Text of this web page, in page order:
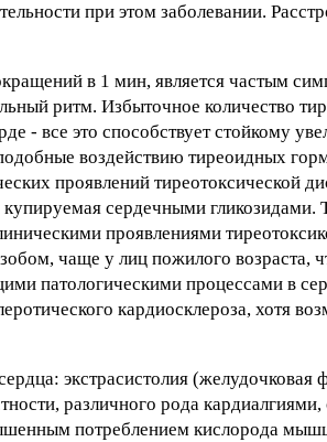
при этом заболевании.
в 1 мин, является частым
ритм. Избыточное количество
- все это способствует стойкому
воздействию тиреоидных
проявлений тиреотоксической
сердечными гликозидами.
проявлениями
чаще у лиц пожилого возраста,
патологическими процессами в
кардиосклероза, хотя
экстрасистолия (желудочковая
различного рода
потреблением кислорода